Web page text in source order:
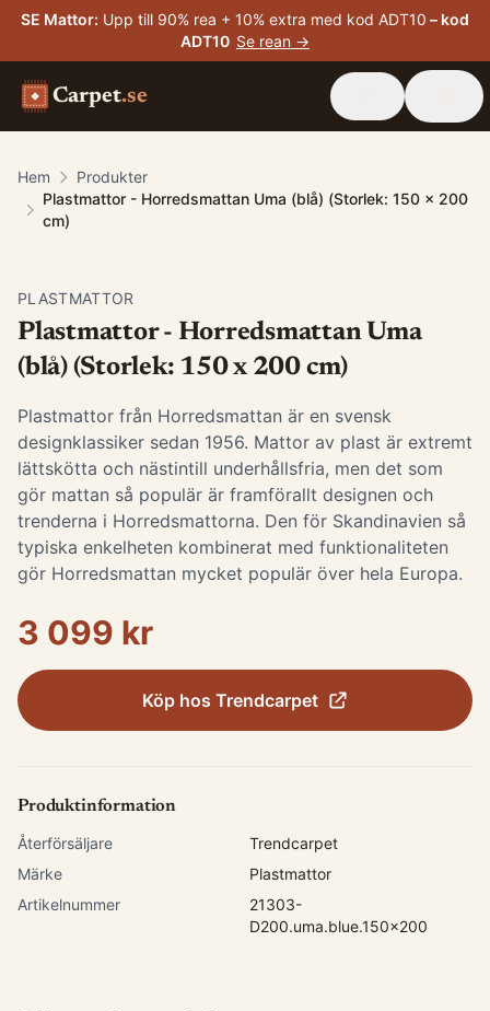
SE Mattor: Upp till 90% rea + 10% extra med kod ADT10 – kod
ADT10 Se rean →
Carpet.se
Hem
Produkter
Plastmattor - Horredsmattan Uma (blå) (Storlek: 150 x 200
cm)
PLASTMATTOR
Plastmattor - Horredsmattan Uma
(blå) (Storlek: 150 x 200 cm)
Plastmattor från Horredsmattan är en svensk
designklassiker sedan 1956. Mattor av plast är extremt
lättskötta och nästintill underhållsfria, men det som
gör mattan så populär är framförallt designen och
trenderna i Horredsmattorna. Den för Skandinavien så
typiska enkelheten kombinerat med funktionaliteten
gör Horredsmattan mycket populär över hela Europa.
3 099 kr
Köp hos Trendcarpet
Produktinformation
Återförsäljare
Trendcarpet
Märke
Plastmattor
Artikelnummer
21303-
D200.uma.blue.150x200